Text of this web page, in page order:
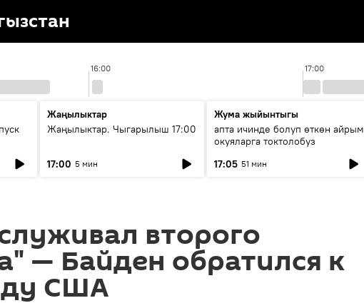
16:00 17:00
Жаңылыктар
Жаңылыктар. Чыгарылыш 17:00
17:00 5 мин
Жума жыйынтыгы
апта ичинде болуп өткөн айрым
окуяларга токтолобуз
17:05 51 мин
второго
— Байден обратился к
США